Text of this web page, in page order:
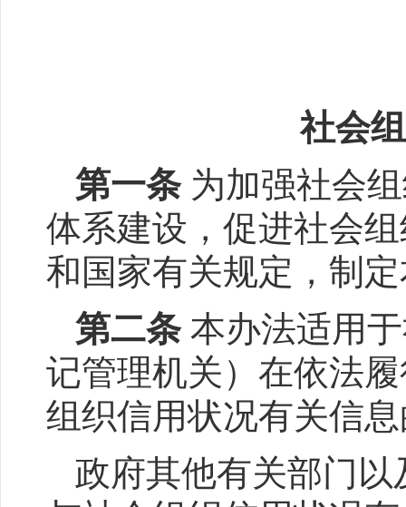
社会
第一条为加强社会
体系建设，促进社会
和国家有关规定，制
第二条本办法适用
记管理机关）在依法
组织信用状况有关信
政府其他有关部门